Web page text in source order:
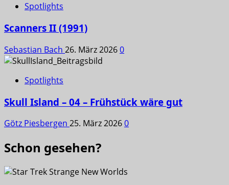
Spotlights
Scanners II (1991)
Sebastian Bach 26. März 20260
Spotlights
Skull Island – 04 – Frühstück wäre gut
Götz Piesbergen 25. März 20260
Schon gesehen?